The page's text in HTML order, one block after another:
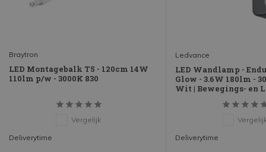
Braytron
LED Montagebalk T5 - 120cm 14W
110lm p/w - 3000K 830
Vergelijk
Deliverytime
Ledvance
LED Wandlamp -
Glow - 3.6W 180lm -
Wit | Bewegings- en
Deliverytime